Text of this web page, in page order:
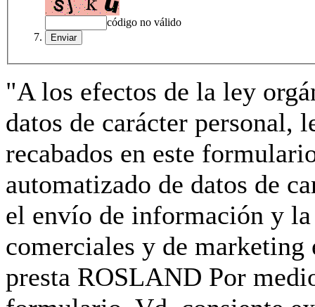
código no válido
"A los efectos de la ley
datos de carácter personal,
recabados en este
automatizado de datos de
el envío de información y
comerciales y de
presta ROSLAND Por